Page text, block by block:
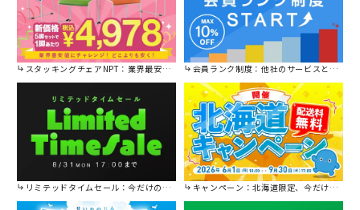
スタッキングチェアNPT：業界最安値に挑戦！ 会員ランク制度：他社のサービスと比較してください。
リミテッドタイムセール：今だけの限定セール。 キャンペーン：北海道限定、今だけ送料無料！